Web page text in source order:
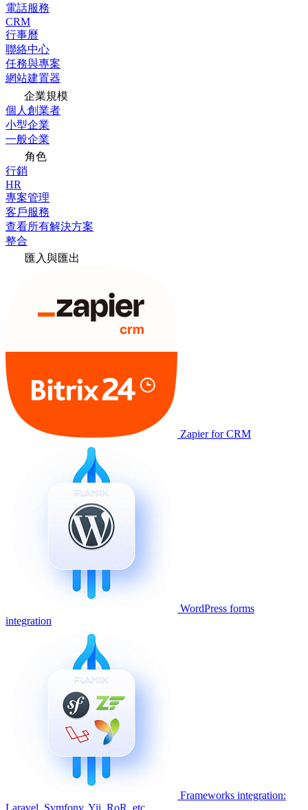
電話服務
CRM
行事曆
聯絡中心
任務與專案
網站建置器
企業規模
個人創業者
小型企業
一般企業
角色
行銷
HR
專案管理
客戶服務
查看所有解決方案
整合
匯入與匯出
Zapier for CRM
WordPress forms
integration
Frameworks integration:
Laravel, Symfony, Yii, RoR, etc